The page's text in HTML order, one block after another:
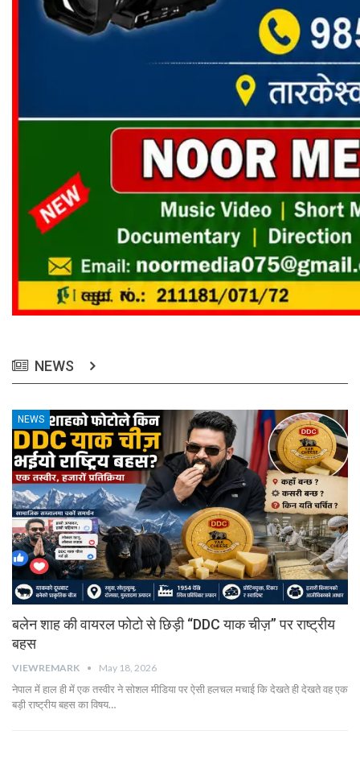
NEWS
NEWS
बलेन शाह की वायरल फोटो से छिड़ी “DDC याक चीज़” पर राष्ट्रीय
बहस
VIEWREMARK May 18, 2026
नेपाल में हाल ही में एक तस्वीर ने सोशल मीडिया पर ऐसी हलचल मचाई कि देखते ही देखते वह एक
बड़ी राष्ट्रीय बहस का विषय…